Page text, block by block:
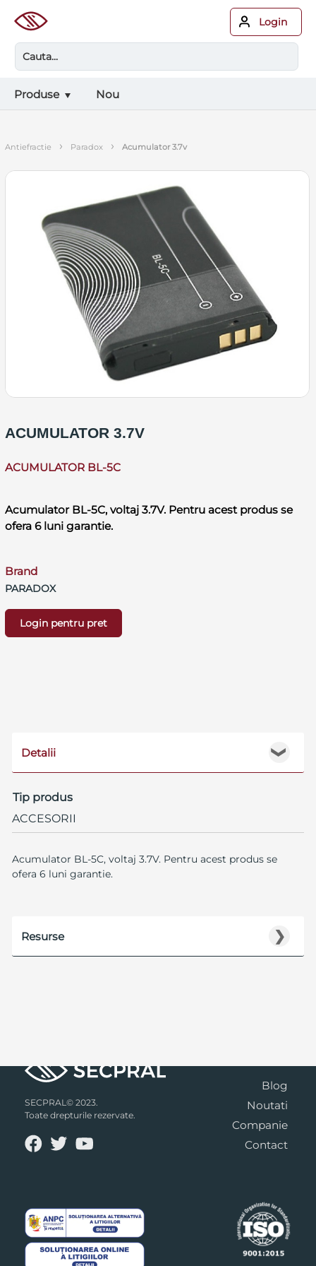
Login
Produse Nou
antiefractie › paradox › acumulator 3.7v
ACUMULATOR 3.7V
ACUMULATOR BL-5C
Acumulator BL-5C, voltaj 3.7V. Pentru acest produs se
ofera 6 luni garantie.
Brand
PARADOX
Login pentru pret
❯
Detalii
Tip produs
ACCESORII
Acumulator BL-5C, voltaj 3.7V. Pentru acest produs se
ofera 6 luni garantie.
❯
Resurse
SECPRAL© 2023.
Toate drepturile rezervate.
Blog
Noutati
Companie
Contact